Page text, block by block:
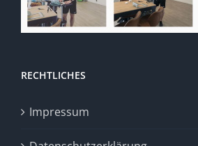
RECHTLICHES
Impressum